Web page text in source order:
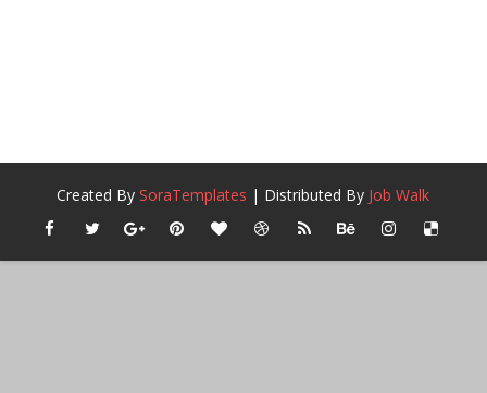
Created BySoraTemplates | Distributed By Job Walk